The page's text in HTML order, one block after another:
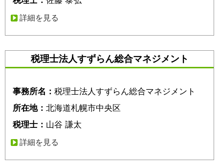
詳細を見る
税理士法人すずらん総合マネジメント
事務所名： 税理士法人すずらん総合マネジメント
所在地： 北海道札幌市中央区
税理士： 山谷 謙太
詳細を見る